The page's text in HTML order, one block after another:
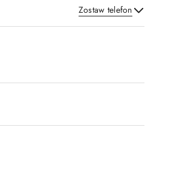
Zostaw telefon
Wyślij